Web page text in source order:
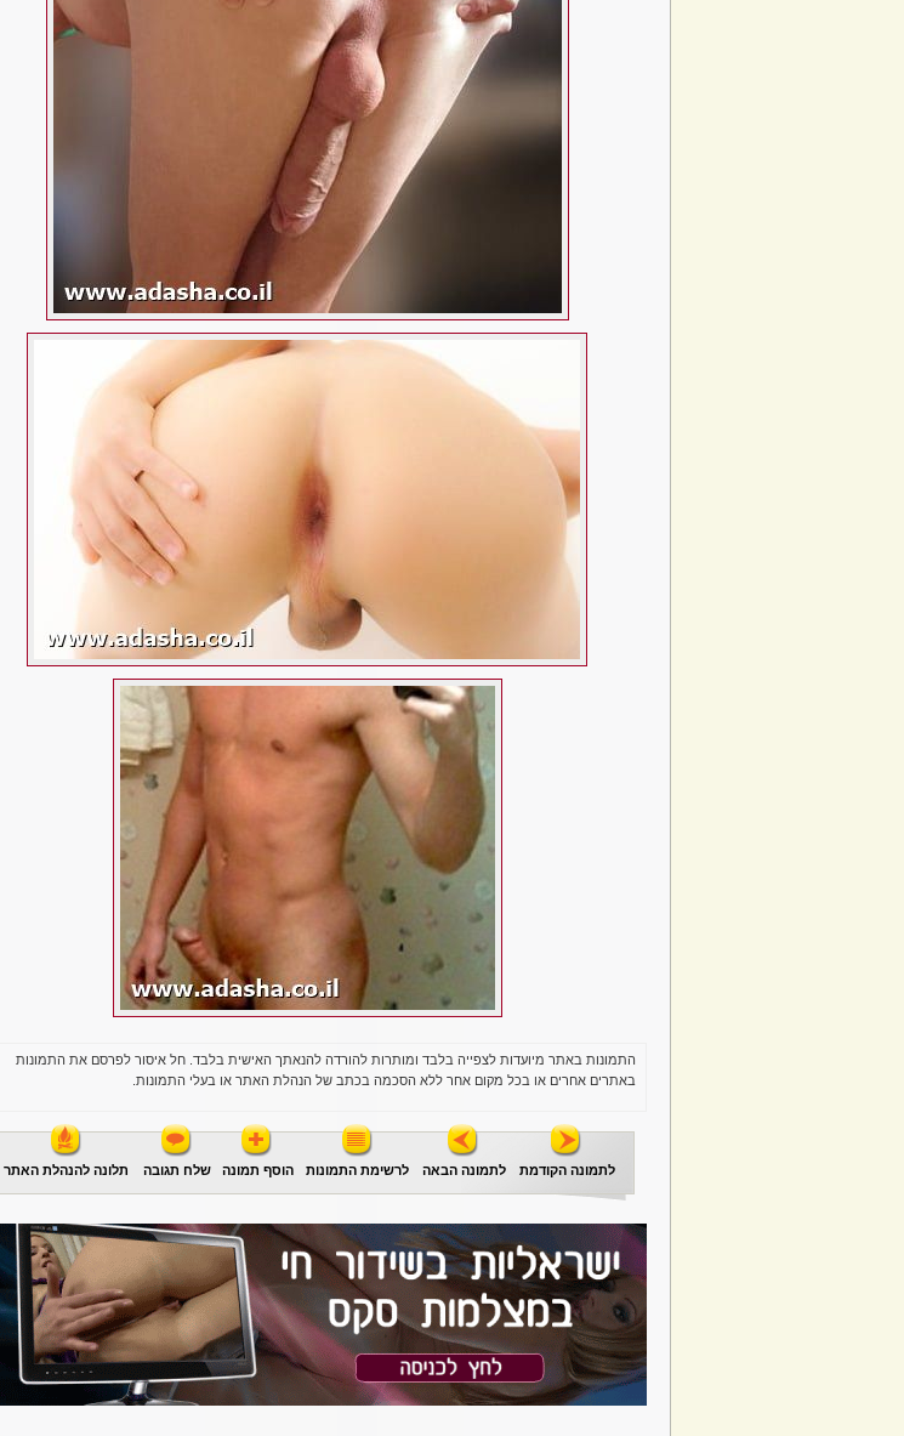
התמונות באתר מיועדות לצפייה בלבד ומותרות להורדה להנאתך האישית בלבד. חל איסור לפרסם את התמונות
באתרים אחרים או בכל מקום אחר ללא הסכמה בכתב של הנהלת האתר או בעלי התמונות.
לתמונה הקודמת לתמונה הבאה לרשימת התמונות הוסף תמונה שלח תגובה תלונה להנהלת האתר